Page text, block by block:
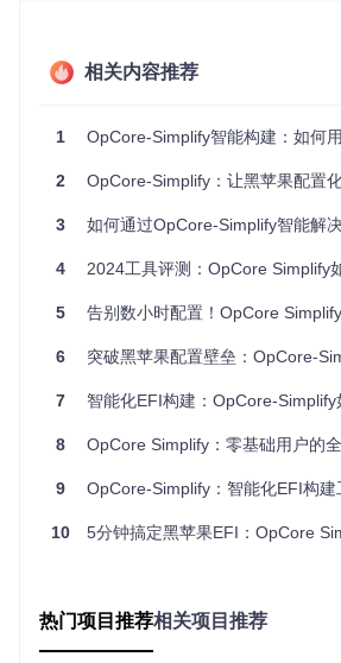
acOS Tahoe 26；而NVIDIA GeForce
则被标记为不支持，同时系统会自动推
原创技巧：多显卡系统的优化策略
如果你的电脑同时拥有独立显卡和集成
acOS。这种配置不仅能提高系统稳定性
解析智能配置方案
完成硬件诊断后，我们需要根据检测结
案。OpCore Simplify提供了一套完整的
一位经验丰富的工程师为你的硬件量身
新的macOS Tahoe 26的全系列版本
性推荐最合适的版本。
DT/SSDT文件。
内核扩展(Kext)配置
相关内容推荐
1 OpCore-Simplify智能构建：如何用开源工具实现
2 OpCore-Simplify：让黑苹果配置化繁为简 普通用户的
3 如何通过OpCore-Simplify智能解决黑苹
4 2024工具评测：OpCore Simplify如何让EFI生成效率提
5 告别数小时配置！OpCore Simplify：5分钟实现
6 突破黑苹果配置壁垒：OpCore-Simplify全攻略——从硬件检
7 智能化EFI构建：OpCore-Simplify如何
8 OpCore Simplify：零基础用户的全自
9 OpCore-Simplify：智能化EFI构建
10 5分钟搞定黑苹果EFI：OpCore Simplify让配置
热门项目推荐相关项目推荐